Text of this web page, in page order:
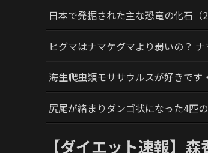
日本で発掘された主な恐竜の化石（
ヒグマはナマケグマより弱いの？
海生爬虫類モササウルスが好きで
尻尾が絡まりダンゴ状になった4匹
【ダイエット速報】